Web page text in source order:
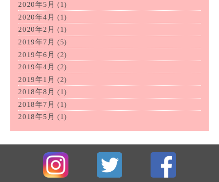
2020年5月 (1)
2020年4月 (1)
2020年2月 (1)
2019年7月 (5)
2019年6月 (2)
2019年4月 (2)
2019年1月 (2)
2018年8月 (1)
2018年7月 (1)
2018年5月 (1)